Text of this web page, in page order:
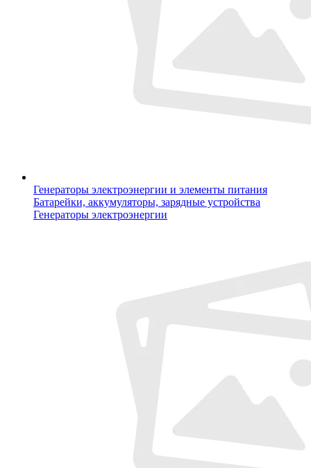
Генераторы электроэнергии и элементы питания
Батарейки, аккумуляторы, зарядные устройства
Генераторы электроэнергии